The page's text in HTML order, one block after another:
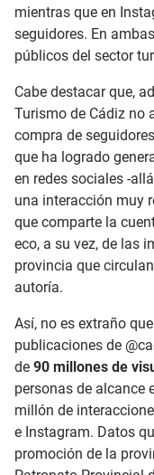
mientras que en
seguidores. En
públicos del sector
Cabe destacar que,
Turismo de Cádiz no
compra de
que ha logrado
en redes sociales -
una interacción muy
que comparte la
eco, a su vez, de las
provincia que
autoría.
Así, no es extraño
publicaciones de
de 90 millones de
personas de alcance
millón de
e Instagram. Datos
promoción de la